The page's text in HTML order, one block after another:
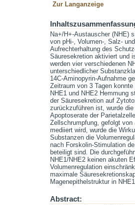
Zur Langanzeige
Na+/H+-Austauscher (NHE)
von pHi-, Volumen-, Salz-
Aufrechterhaltung des
Säuresekretion aktiviert und
werden vier verschiedenen
unterschiedlicher
14C-Aminopyrin-Aufnahme
Zeitraum von 3 Tagen
NHE1 und NHE2 Hemmung
der Säuresekretion auf
zurückzuführen ist, wurde
Apoptoserate der
Zellschrumpfung, gefolgt von
mediiert wird, wurde die
Substanzen die
nach Forskolin-Stimulation
beteiligt sind. Die
NHE1/NHE2 keinen akuten
Volumenregulation
maximale
Magenepithelstruktur in
Abstract: